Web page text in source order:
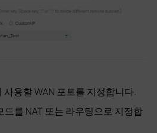
사용할 WAN 포트를 지정합니다.
드를 NAT 또는 라우팅으로 지정합